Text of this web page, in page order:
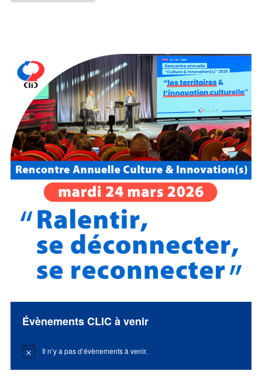
Évènements CLIC à venir
Notice Il n’y a pas d’évènements à venir.